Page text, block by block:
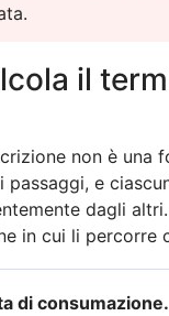
il
non è una
passaggi, e
dagli
in cui li percorre
di consumazione.